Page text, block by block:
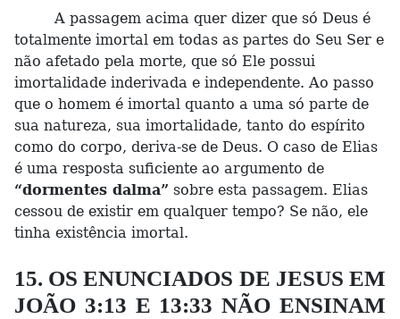
A passagem acima quer dizer que só Deus é
totalmente imortal em todas as partes do Seu Ser e
não afetado pela morte, que só Ele possui
imortalidade inderivada e independente. Ao passo
que o homem é imortal quanto a uma só parte de
sua natureza, sua imortalidade, tanto do espírito
como do corpo, deriva-se de Deus. O caso de Elias
é uma resposta suficiente ao argumento de
“dormentes dalma” sobre esta passagem. Elias
cessou de existir em qualquer tempo? Se não, ele
tinha existência imortal.
15. OS ENUNCIADOS DE JESUS EM
JOÃO 3:13 E 13:33 NÃO ENSINAM